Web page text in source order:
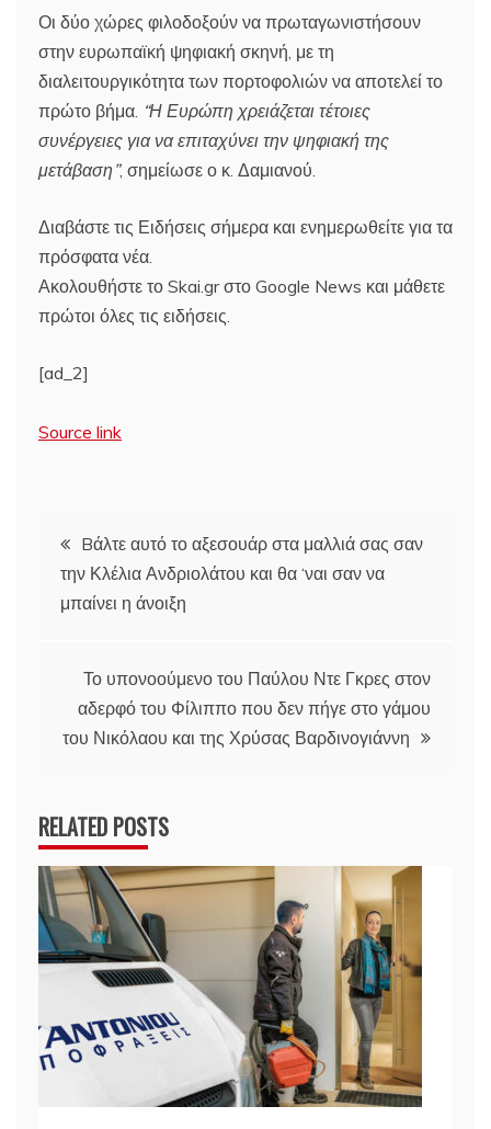
Οι δύο χώρες φιλοδοξούν να πρωταγωνιστήσουν
στην ευρωπαϊκή ψηφιακή σκηνή, με τη
διαλειτουργικότητα των πορτοφολιών να αποτελεί το
πρώτο βήμα. “Η Ευρώπη χρειάζεται τέτοιες
συνέργειες για να επιταχύνει την ψηφιακή της
μετάβαση”, σημείωσε ο κ. Δαμιανού.
Διαβάστε τις Ειδήσεις σήμερα και ενημερωθείτε για τα
πρόσφατα νέα.
Ακολουθήστε το Skai.gr στο Google News και μάθετε
πρώτοι όλες τις ειδήσεις.
[ad_2]
Source link
Πλοήγηση
άρθρων
Bάλτε αυτό το αξεσουάρ στα μαλλιά σας σαν
την Κλέλια Ανδριολάτου και θα ‘ναι σαν να
μπαίνει η άνοιξη
Το υπονοούμενο του Παύλου Ντε Γκρες στον
αδερφό του Φίλιππο που δεν πήγε στο γάμου
του Νικόλαου και της Χρύσας Βαρδινογιάννη
RELATED POSTS